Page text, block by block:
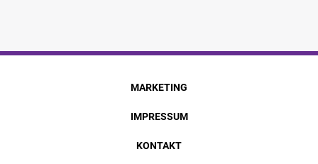
MARKETING
IMPRESSUM
KONTAKT